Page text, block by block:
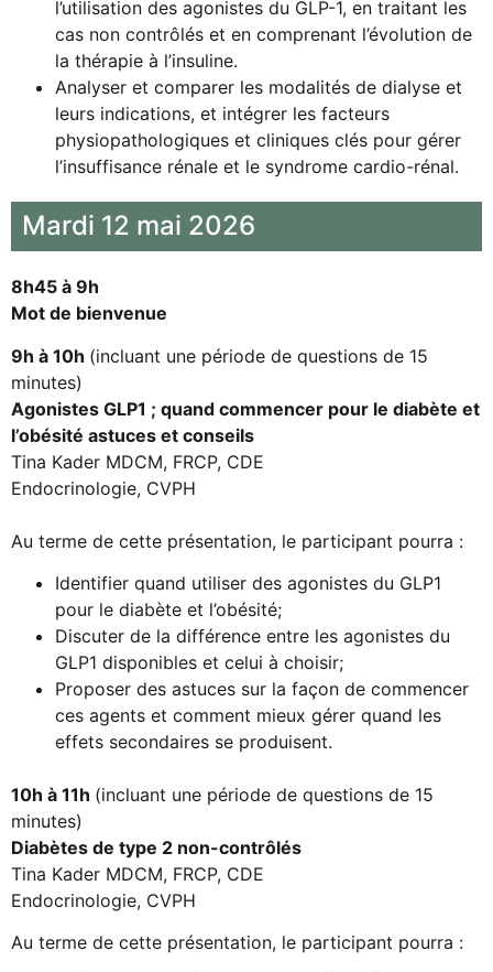
l’utilisation des agonistes du GLP-1, en traitant les
cas non contrôlés et en comprenant l’évolution de
la thérapie à l’insuline.
Analyser et comparer les modalités de dialyse et
leurs indications, et intégrer les facteurs
physiopathologiques et cliniques clés pour gérer
l’insuffisance rénale et le syndrome cardio-rénal.
Mardi 12 mai 2026
8h45 à 9h
Mot de bienvenue
9h à 10h (incluant une période de questions de 15
minutes)
Agonistes GLP1 ; quand commencer pour le diabète et
l’obésité astuces et conseils
Tina Kader MDCM, FRCP, CDE
Endocrinologie, CVPH
Au terme de cette présentation, le participant pourra :
Identifier quand utiliser des agonistes du GLP1
pour le diabète et l’obésité;
Discuter de la différence entre les agonistes du
GLP1 disponibles et celui à choisir;
Proposer des astuces sur la façon de commencer
ces agents et comment mieux gérer quand les
effets secondaires se produisent.
10h à 11h (incluant une période de questions de 15
minutes)
Diabètes de type 2 non-contrôlés
Tina Kader MDCM, FRCP, CDE
Endocrinologie, CVPH
Au terme de cette présentation, le participant pourra :